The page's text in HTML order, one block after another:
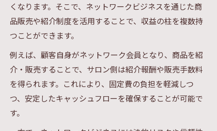
くなります。そこで、ネットワークビジネスを通じた商
品販売や紹介制度を活用することで、収益の柱を複数持
つことができます。
例えば、顧客自身がネットワーク会員となり、商品を紹
介・販売することで、サロン側は紹介報酬や販売手数料
を得られます。これにより、固定費の負担を軽減しつ
つ、安定したキャッシュフローを確保することが可能で
す。